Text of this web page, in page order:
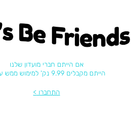
be friends
אם הייתם חברי מועדון שלנו
הייתם מקבלים 9.99 נק' למימוש ממש עכשיו
התחברו